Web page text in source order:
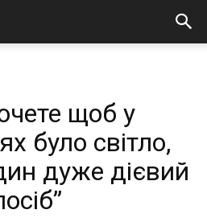
щоб у
було світло,
дуже дієвий